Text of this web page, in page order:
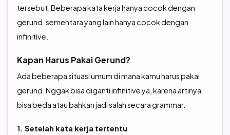
tersebut. Beberapa kata kerja hanya cocok dengan
gerund, sementara yang lain hanya cocok dengan
infinitive.
Kapan Harus Pakai Gerund?
Ada beberapa situasi umum di mana kamu harus pakai
gerund. Nggak bisa diganti infinitive ya, karena artinya
bisa beda atau bahkan jadi salah secara grammar.
1. Setelah kata kerja tertentu